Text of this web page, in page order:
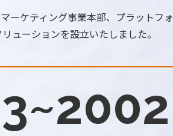
ーケティング事業本部、プラットフ
ューションを設立いたしました。